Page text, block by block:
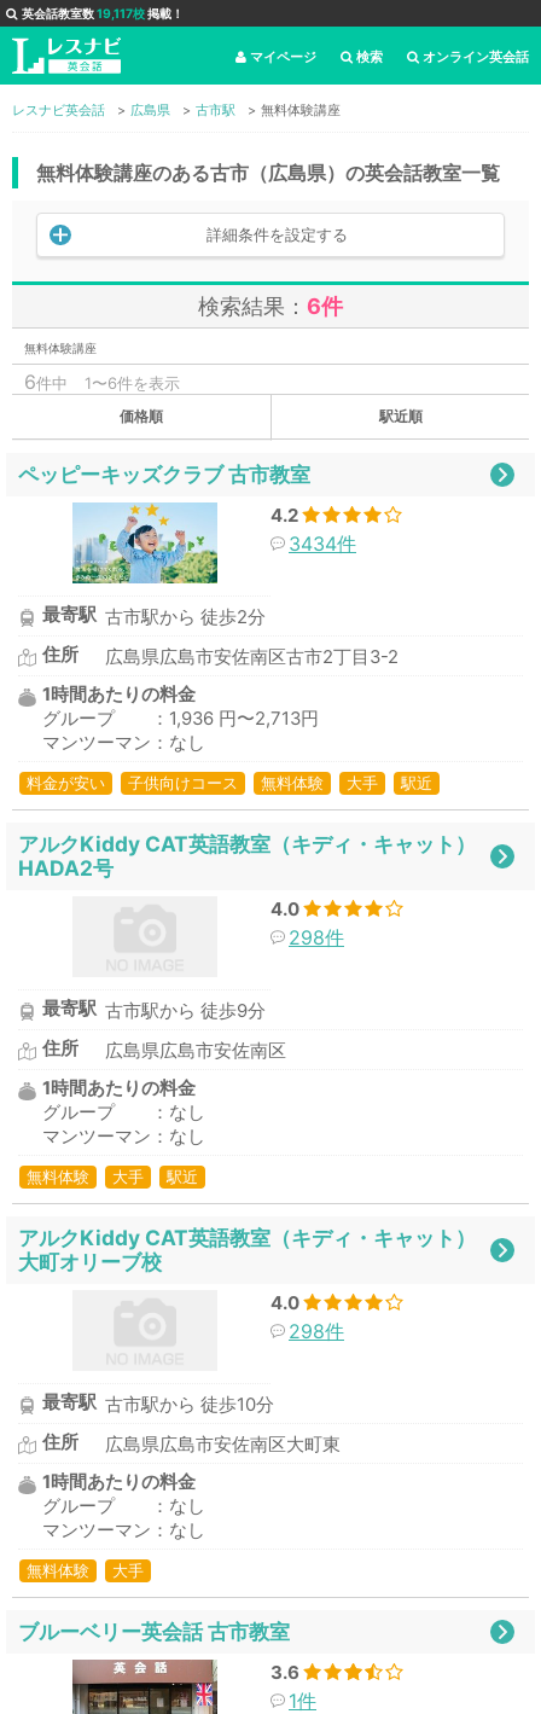
英会話教室数19,117校掲載！
オンライン英会話
検索
マイページ
レスナビ英会話 広島県 古市駅 無料体験講座
無料体験講座のある古市（広島県）の英会話教室一覧
詳細条件を設定する
検索結果： 6件
無料体験講座
6件中 1〜6件を表示
価格順 駅近順
ペッピーキッズクラブ 古市教室
4.2
3434件
最寄駅 古市駅から 徒歩2分
住所
広島県広島市安佐南区古市2丁目3-2
1時間あたりの料金
グループ ：1,936 円〜2,713円
マンツーマン：なし
料金が安い 子供向けコース 無料体験 大手 駅近
アルクKiddy CAT英語教室（キディ・キャット）
HADA2号
4.0
298件
最寄駅 古市駅から 徒歩9分
住所
広島県広島市安佐南区
1時間あたりの料金
グループ ：なし
マンツーマン：なし
無料体験 大手 駅近
アルクKiddy CAT英語教室（キディ・キャット）
大町オリーブ校
4.0
298件
最寄駅 古市駅から 徒歩10分
住所
広島県広島市安佐南区大町東
1時間あたりの料金
グループ ：なし
マンツーマン：なし
無料体験 大手
ブルーベリー英会話 古市教室
3.6
1件